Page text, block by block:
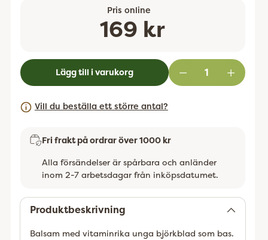
Pris online
Ordinarie
pris
169 kr
Lägg till i varukorg
Vill du beställa ett större antal?
Fri frakt på ordrar över 1000 kr
Alla försändelser är spårbara och anländer
inom 2-7 arbetsdagar från inköpsdatumet.
Produktbeskrivning
Balsam med vitaminrika unga björkblad som bas.